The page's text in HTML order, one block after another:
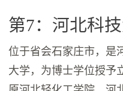
第7：河北科
位于省会石家庄市，是
大学，为博士学位授予